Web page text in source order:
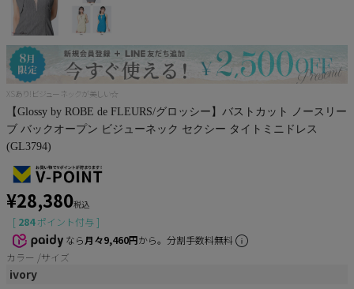
XSあり!ビジューネックが美しい☆
【Glossy by ROBE de FLEURS/グロッシー】バストカット ノースリー
ブ バックオープン ビジューネック セクシー タイトミニドレス
(GL3794)
¥28,380税込
[ 284 ポイント付与 ]
なら月々9,460円から。分割手数料無料
カラー
サイズ
ivory